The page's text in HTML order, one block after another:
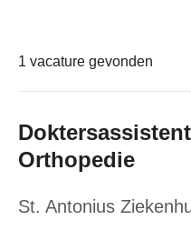
1 vacature gevonden
Orthopedie
St. Antonius